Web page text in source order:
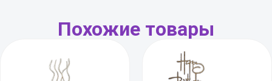
Похожие товары